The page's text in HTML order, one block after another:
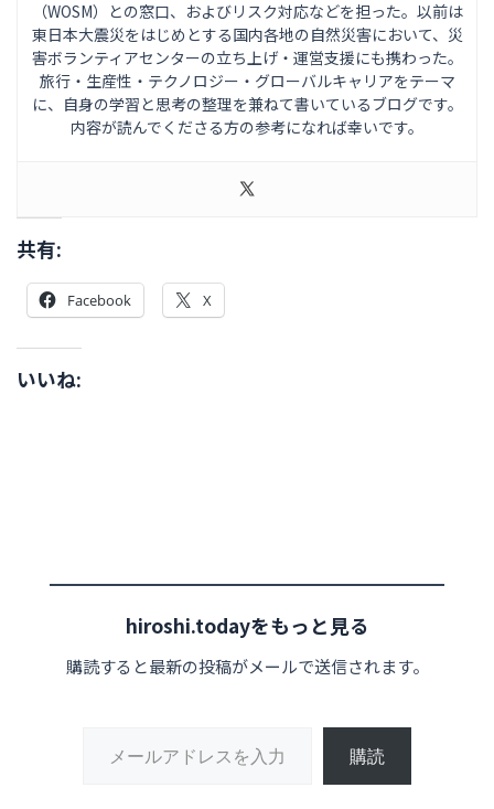
（WOSM）との窓口、およびリスク対応などを担った。以前は
東日本大震災をはじめとする国内各地の自然災害において、災
害ボランティアセンターの立ち上げ・運営支援にも携わった。
旅行・生産性・テクノロジー・グローバルキャリアをテーマ
に、自身の学習と思考の整理を兼ねて書いているブログです。
内容が読んでくださる方の参考になれば幸いです。
共有:
Facebook X
いいね:
hiroshi.todayをもっと見る
購読すると最新の投稿がメールで送信されます。
購読